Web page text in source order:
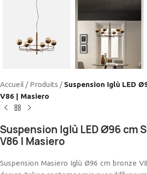
Accueil / Produits / Suspension Iglù LED
V86 | Masiero
Suspension Iglù LED Ø96 cm
V86 | Masiero
Suspension Masiero Iglù Ø96 cm bronze